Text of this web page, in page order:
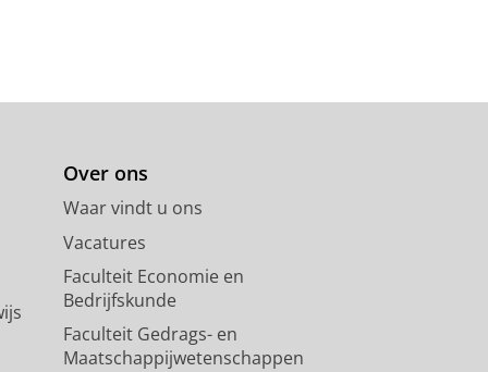
Over ons
Waar vindt u ons
Vacatures
Faculteit Economie en
Bedrijfskunde
Faculteit Gedrags- en
Maatschappijwetenschappen